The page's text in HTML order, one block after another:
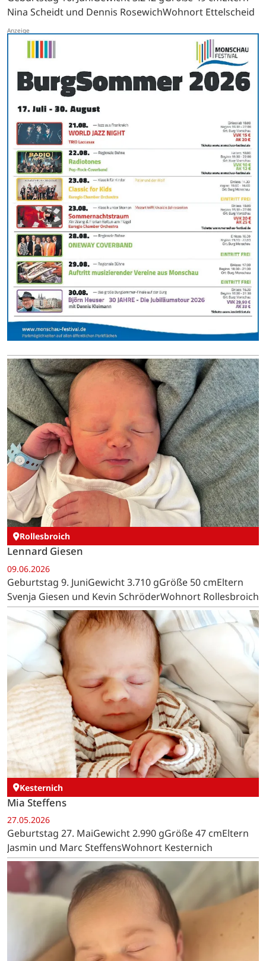
Nina Scheidt und Dennis RosewichWohnort Ettelscheid
Rollesbroich
Lennard Giesen
09.06.2026
Geburtstag 9. JuniGewicht 3.710 gGröße 50 cmEltern
Svenja Giesen und Kevin SchröderWohnort Rollesbroich
Kesternich
Mia Steffens
27.05.2026
Geburtstag 27. MaiGewicht 2.990 gGröße 47 cmEltern
Jasmin und Marc SteffensWohnort Kesternich